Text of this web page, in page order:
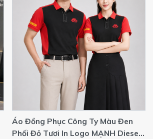
Áo Đồng Phục Công Ty Màu Đen
Phối Đỏ Tươi In Logo MẠNH Diesel